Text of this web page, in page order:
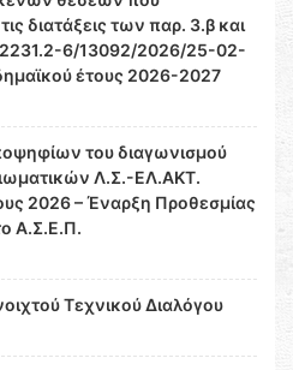
διατάξεις των παρ. 3.β και
2231.2-6/13092/2026/25-02-
έτους 2026-2027
του διαγωνισμού
Λ.Σ.-ΕΛ.ΑΚΤ.
2026 – Έναρξη Προθεσμίας
Α.Σ.Ε.Π.
Τεχνικού Διαλόγου